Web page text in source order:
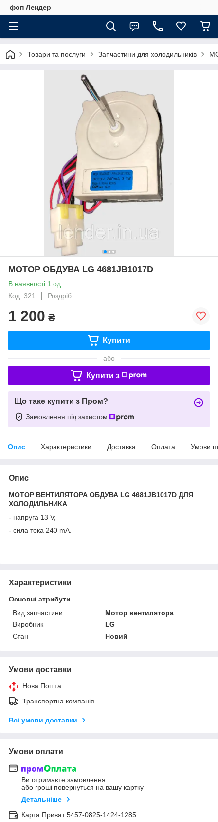
фоп Лендер
Товари та послуги Запчастини для холодильників
МОТОР ОБДУВА LG 4681JB1017D
В наявності 1 од.
Код: 321
Роздріб
1 200 ₴
Купити
або
Купити з
Що таке купити з Пром?
Замовлення під захистом
Опис Характеристики Доставка Оплата Умови
Опис
МОТОР ВЕНТИЛЯТОРА ОБДУВА LG 4681JB1017D ДЛЯ
ХОЛОДИЛЬНИКА
- напруга 13 V;
- сила тока 240 mА.
Характеристики
Основні атрибути
Вид запчастини
Мотор вентилятора
Виробник
LG
Стан
Новий
Умови доставки
Нова Пошта
Транспортна компанія
Всі умови доставки
Умови оплати
Ви отримаєте замовлення
або гроші повернуться на вашу картку
Детальніше
Карта Приват 5457-0825-1424-1285